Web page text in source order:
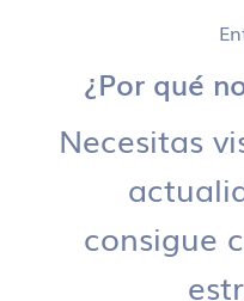
¿Por qué
Necesitas
consigue